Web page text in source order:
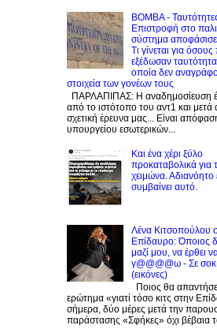
BOMBA -
Eπιστροφή στο
σύστημα
Τι γίνεται για όσους
εξέδωσαν
οποία δεν
στοιχεία των γονέων τους
ΠΑΡΛΑΠΙΠΑΣ: Η αναδημοσίευση
από το ιστότοπο του αντ1 και μετά
σχετική έρευνα μας... Είναι
υπουργείου εσωτερικών...
Και ένα χέρι ξύλο
προκαταβολικά για
χειμώνα. Αδιανόητο
συμβαίνει αυτό.
Λένα Κιτσοπούλου
Επίδαυρο: Όποιος
μαζί μου, να έρθει
γ@@@@ω - Σε σοκ
(εικόνες)
Ποιος θα
ερώτημα «γιατί τόσο κιτς στην
σήμερα, δύο μέρες μετά την
παράστασης «Σφήκες» όχι βέβαια